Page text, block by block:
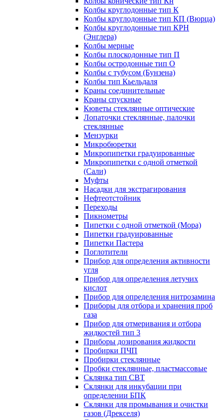
Колбы круглодонные тип К
Колбы круглодонные тип КП (Вюрца)
Колбы круглодонные тип КРН
(Энглера)
Колбы мерные
Колбы плоскодонные тип П
Колбы остродонные тип О
Колбы с тубусом (Бунзена)
Колбы тип Кьельдаля
Краны соединительные
Краны спускные
Кюветы стеклянные оптические
Лопаточки стеклянные, палочки
стеклянные
Мензурки
Микробюретки
Микропипетки градуированные
Микропипетки с одной отметкой
(Сали)
Муфты
Насадки для экстрагирования
Нефтеотстойник
Переходы
Пикнометры
Пипетки с одной отметкой (Мора)
Пипетки градуированные
Пипетки Пастера
Поглотители
Прибор для определения активности
угля
Прибор для определения летучих
кислот
Прибор для определения нитрозамина
Приборы для отбора и хранения проб
газа
Прибор для отмеривания и отбора
жидкостей тип 3
Приборы дозирования жидкости
Пробирки ПЧП
Пробирки стеклянные
Пробки стеклянные, пластмассовые
Склянка тип СВТ
Склянки для инкубации при
определении БПК
Склянки для промывания и очистки
газов (Дрекселя)